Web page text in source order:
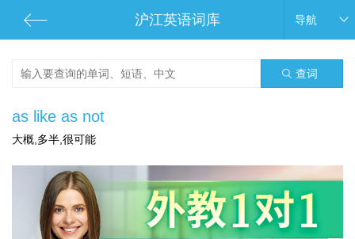
沪江英语词库 导航
查词
as like as not
大概,多半,很可能